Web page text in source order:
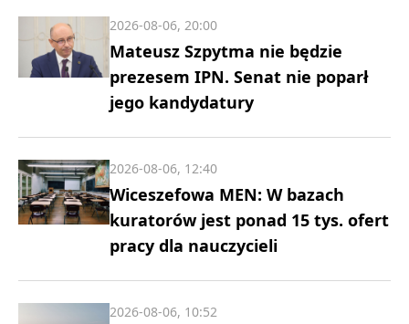
Mateusz Szpytma nie będzie
prezesem IPN. Senat nie poparł
jego kandydatury
2026-08-06, 20:00
Wiceszefowa MEN: W bazach
kuratorów jest ponad 15 tys. ofert
pracy dla nauczycieli
2026-08-06, 12:40
2026-08-06, 10:52